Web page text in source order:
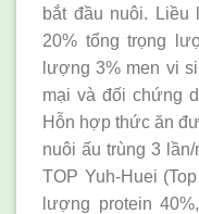
bắt đầu nuôi.
20% tổng trọng
lượng 3% men vi
mại và đối chứng
Hỗn hợp thức ăn
nuôi ấu trùng 3
TOP Yuh-Huei
lượng protein